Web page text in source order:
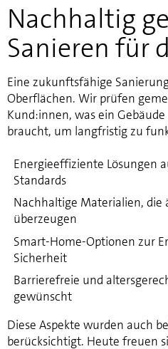
Nachhaltig
Sanieren für
Eine zukunftsfähige
Oberflächen. Wir prüfen
Kund:innen, was ein
braucht, um langfristig zu
Energieeffiziente Lösungen
Standards
Nachhaltige Materialien, die
überzeugen
Smart-Home-Optionen zur
Sicherheit
Barrierefreie und
gewünscht
Diese Aspekte wurden auch
berücksichtigt. Heute freuen